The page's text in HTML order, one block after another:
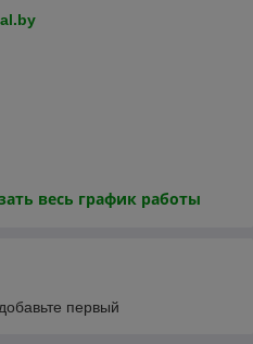
весь график работы
первый